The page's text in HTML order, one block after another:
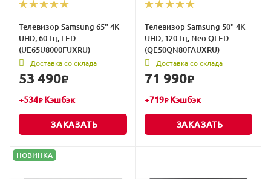
Телевизор Samsung 65" 4K
UHD, 60 Гц, LED
(UE65U8000FUXRU)
Доставка со склада
53 490₽
+534₽Кэшбэк
ЗАКАЗАТЬ
Телевизор Samsung 50" 4K
UHD, 120 Гц, Neo QLED
(QE50QN80FAUXRU)
Доставка со склада
71 990₽
+719₽Кэшбэк
ЗАКАЗАТЬ
НОВИНКА